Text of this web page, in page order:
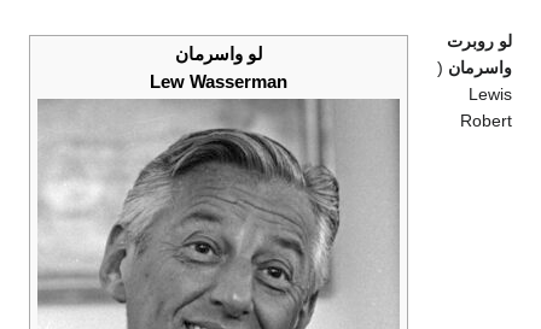
لو واسرمان
Lew Wasserman
لو روبرت
واسرمان (
Lewis
Robert